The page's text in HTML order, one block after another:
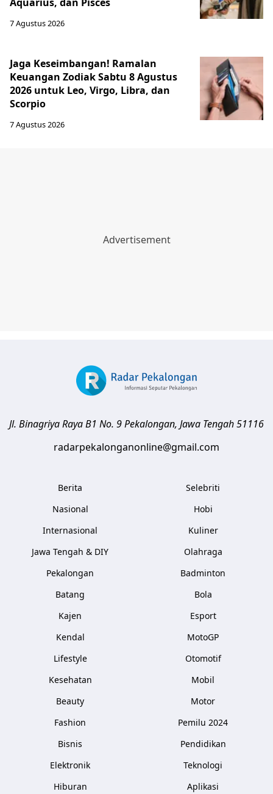
7 Agustus 2026
Jaga Keseimbangan! Ramalan
Keuangan Zodiak Sabtu 8 Agustus
2026 untuk Leo, Virgo, Libra, dan
Scorpio
7 Agustus 2026
Jl. Binagriya Raya B1 No. 9Pekalongan, Jawa Tengah51116
radarpekalonganonline@gmail.com
Berita
Nasional
Internasional
Jawa Tengah & DIY
Pekalongan
Batang
Kajen
Kendal
Lifestyle
Kesehatan
Beauty
Fashion
Bisnis
Elektronik
Hiburan
Selebriti
Hobi
Kuliner
Olahraga
Badminton
Bola
Esport
MotoGP
Otomotif
Mobil
Motor
Pemilu 2024
Pendidikan
Teknologi
Aplikasi